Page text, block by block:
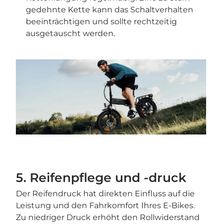
gedehnte Kette kann das Schaltverhalten
beeinträchtigen und sollte rechtzeitig
ausgetauscht werden.
5. Reifenpflege und -druck
Der Reifendruck hat direkten Einfluss auf die
Leistung und den Fahrkomfort Ihres E-Bikes.
Zu niedriger Druck erhöht den Rollwiderstand